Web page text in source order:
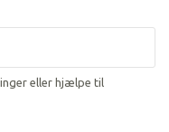
eller hjælpe til